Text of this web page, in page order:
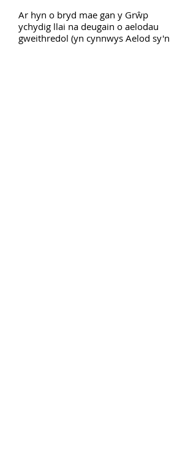
Ar hyn o bryd mae gan y Grŵp
ychydig llai na deugain o aelodau
gweithredol (yn cynnwys Aelod sy'n